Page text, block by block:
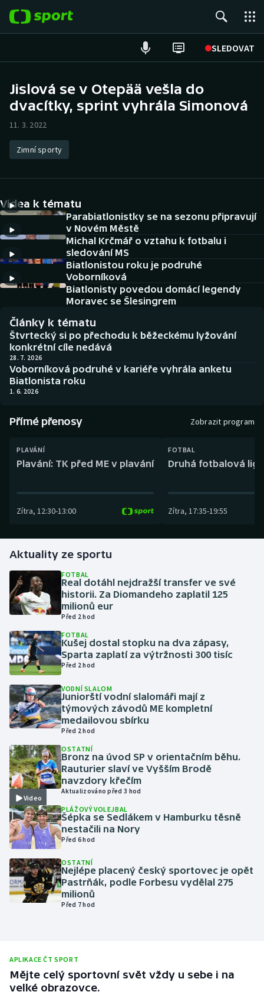
SLEDOVAT
Hokej
Atletika
DALŠÍ SPORTY
Americký fotbal
Baseball a softbal
Biatlon
Boby a skeleton
Box
Curling
Dostihy
Gymnastika
Házená
Jezdectví
Judo
Krasobruslení
Lezení
Lyže a snowboard
Moderní pětiboj
Motorsport
Olympijské hry
Parasport
Plavání
Plážový volejbal
Rychlobruslení
Rychlostní kanoistika
NEPŘEHLÉDNĚTE
Historické návraty
Aplikace ČT sport
AZ kvíz
Jislová se v Otepää vešla do
dvacítky, sprint vyhrála Simonová
11. 3. 2022
Zimní sporty
Videa k tématu
Parabiatlonistky se na sezonu připravují
v Novém Městě
Michal Krčmář o vztahu k fotbalu i
sledování MS
Biatlonistou roku je podruhé
Voborníková
Biatlonisty povedou domácí legendy
Moravec se Šlesingrem
Články k tématu
Štvrtecký si po přechodu k běžeckému lyžování
konkrétní cíle nedává
28. 7. 2026
Voborníková podruhé v kariéře vyhrála anketu
Biatlonista roku
1. 6. 2026
Přímé přenosy Zobrazit program
PLAVÁNÍ
Plavání: TK před ME v plavání
Zítra, 12:30-13:00
FOTBAL
Druhá fotbalová
Zítra, 17:35-19:55
Aktuality ze sportu
FOTBAL
Real dotáhl nejdražší transfer ve své
historii. Za Diomandeho zaplatil 125
milionů eur
Před 2 hod
FOTBAL
Kušej dostal stopku na dva zápasy,
Sparta zaplatí za výtržnosti 300 tisíc
Před 2 hod
VODNÍ SLALOM
Juniorští vodní slalomáři mají z
týmových závodů ME kompletní
medailovou sbírku
Před 2 hod
Video
OSTATNÍ
Bronz na úvod SP v orientačním běhu.
Rauturier slaví ve Vyšším Brodě
navzdory křečím
Aktualizováno před 3 hod
PLÁŽOVÝ VOLEJBAL
Šépka se Sedlákem v Hamburku těsně
nestačili na Nory
Před 6 hod
OSTATNÍ
Nejlépe placený český sportovec je opět
Pastrňák, podle Forbesu vydělal 275
milionů
Před 7 hod
APLIKACE ČT SPORT
Mějte celý sportovní svět vždy u sebe i na
velké obrazovce.